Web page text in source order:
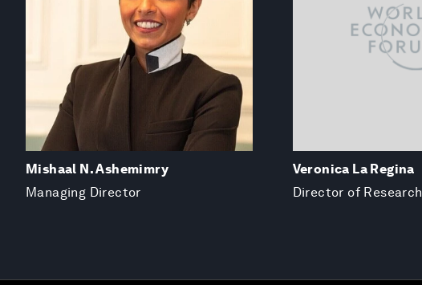
Mishaal N. Ashemimry
Managing Director
Veronica La Regina
Director of Research